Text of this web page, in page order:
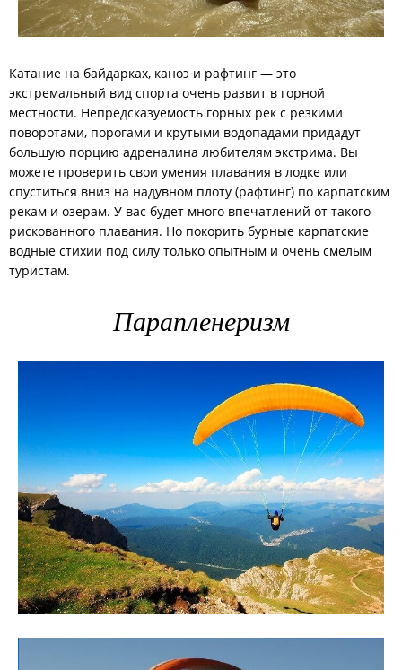
Катание на байдарках, каноэ и рафтинг — это
экстремальный вид спорта очень развит в горной
местности. Непредсказуемость горных рек с резкими
поворотами, порогами и крутыми водопадами придадут
большую порцию адреналина любителям экстрима. Вы
можете проверить свои умения плавания в лодке или
спуститься вниз на надувном плоту (рафтинг) по карпатским
рекам и озерам. У вас будет много впечатлений от такого
рискованного плавания. Но покорить бурные карпатские
водные стихии под силу только опытным и очень смелым
туристам.
Парапленеризм